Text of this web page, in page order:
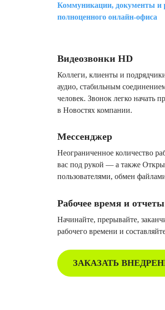
Коммуникации, документы и
полноценного онлайн-офиса
Видеозвонки HD
Коллеги, клиенты и
аудио, стабильным
человек. Звонок легко начать
в Новостях компании.
Мессенджер
Неограниченное количество
вас под рукой — а также
пользователями, обмен
Рабочее время и отчеты
Начинайте, прерывайте,
рабочего времени и
ЗАКАЗАТЬ